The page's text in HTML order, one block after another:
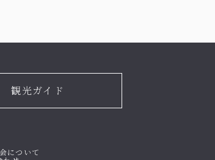
観光ガイド
について